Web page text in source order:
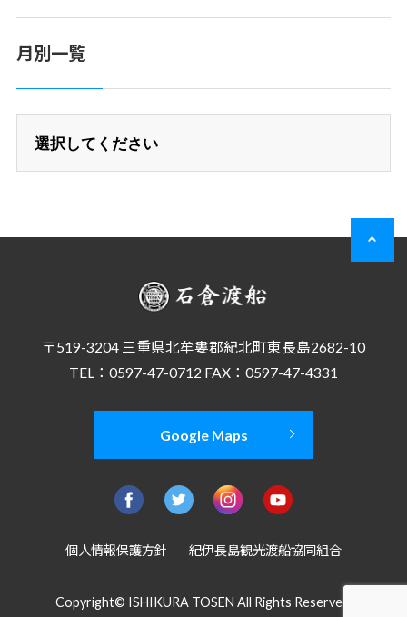
月別一覧
〒519-3204 三重県北牟婁郡紀北町東長島2682-10
TEL：0597-47-0712 FAX：0597-47-4331
Google Maps
個人情報保護方針 紀伊長島観光渡船協同組合
Copyright© ISHIKURA TOSEN All Rights Reserved.